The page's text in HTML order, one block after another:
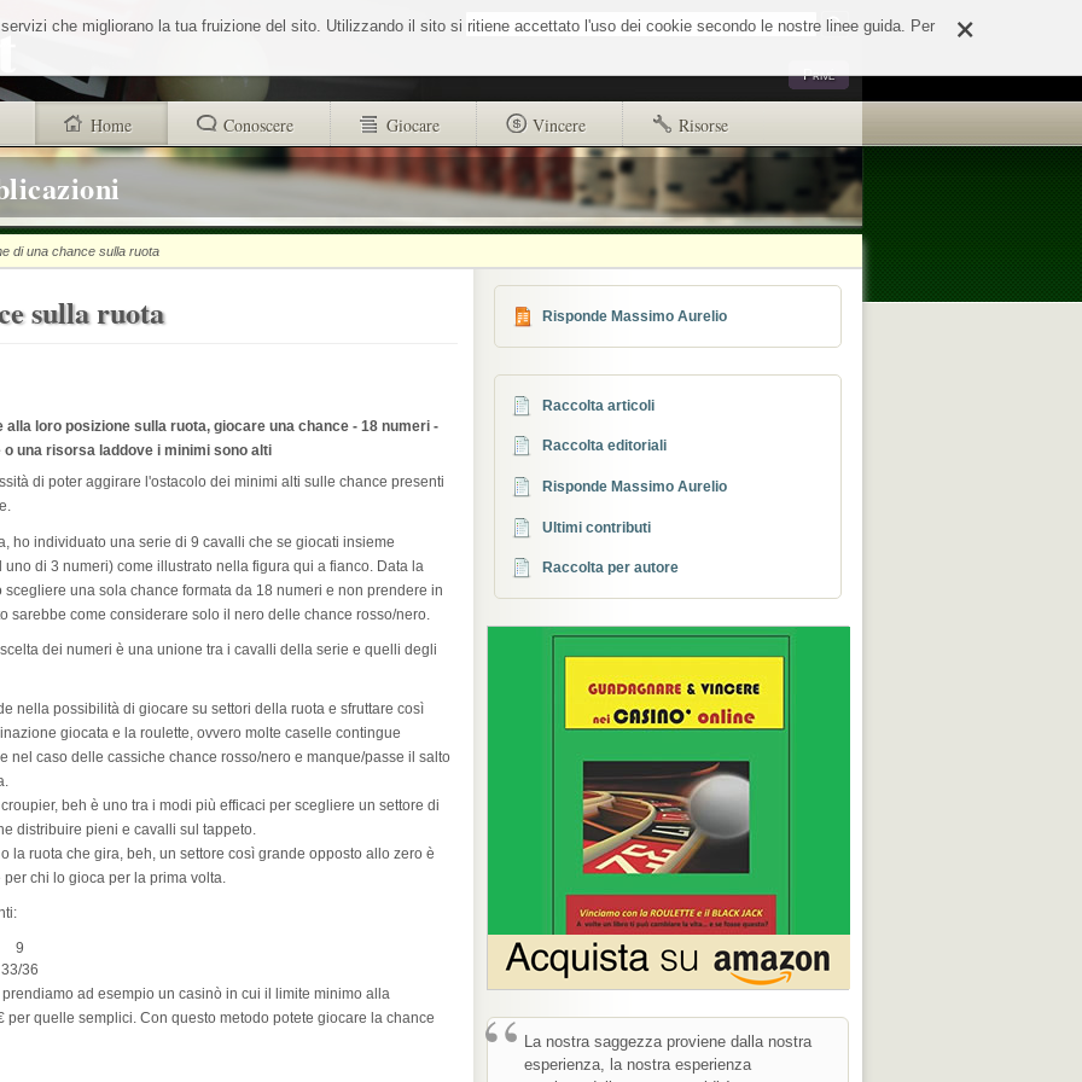
Cerca nel sito
Strumenti
personali
Privé
Home Conoscere Giocare Vincere Risorse
trovi anche Buono a sapersi Glossario Primi passi
Chi siamo Sistemisti Autori Copyright e disclaimer
Wheel Quiz strucr88256d4d101312ad8b9518a71c1ed65244e508fd.html
Men vs Wheel ads.txt
×
che migliorano la tua fruizione del sito. Utilizzando il sito si ritiene accettato l'uso dei cookie secondo le nostre linee guida. Per
di una chance sulla ruota
sulla ruota
loro posizione sulla ruota, giocare una chance - 18 numeri -
una risorsa laddove i minimi sono alti
di poter aggirare l'ostacolo dei minimi alti sulle chance presenti
ho individuato una serie di 9 cavalli che se giocati insieme
di 3 numeri) come illustrato nella figura qui a fianco. Data la
una sola chance formata da 18 numeri e non prendere in
sarebbe come considerare solo il nero delle chance rosso/nero.
dei numeri è una unione tra i cavalli della serie e quelli degli
nella possibilità di giocare su settori della ruota e sfruttare così
giocata e la roulette, ovvero molte caselle contingue
nel caso delle cassiche chance rosso/nero e manque/passe il salto
beh è uno tra i modi più efficaci per scegliere un settore di
distribuire pieni e cavalli sul tappeto.
la ruota che gira, beh, un settore così grande opposto allo zero è
chi lo gioca per la prima volta.
9
33/36
ad esempio un casinò in cui il limite minimo alla
quelle semplici. Con questo metodo potete giocare la chance
Risponde Massimo Aurelio
Raccolta articoli
Raccolta editoriali
Risponde Massimo Aurelio
Ultimi contributi
Raccolta per autore
“ La nostra saggezza proviene dalla nostra
esperienza, la nostra esperienza